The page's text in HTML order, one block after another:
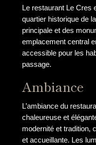
Le restaurant Le Cres
quartier historique de
principale et des
emplacement central
accessible pour les
passage.
Ambiance
L’ambiance du
chaleureuse et
modernité et tradition,
et accueillante. Les